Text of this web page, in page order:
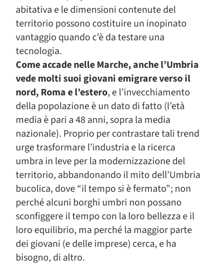
abitativa e le dimensioni contenute del
territorio possono costituire un inopinato
vantaggio quando c’è da testare una
tecnologia.
Come accade nelle Marche, anche l’Umbria
vede molti suoi giovani emigrare verso il
nord, Roma e l’estero, e l’invecchiamento
della popolazione è un dato di fatto (l’età
media è pari a 48 anni, sopra la media
nazionale). Proprio per contrastare tali trend
urge trasformare l’industria e la ricerca
umbra in leve per la modernizzazione del
territorio, abbandonando il mito dell’Umbria
bucolica, dove “il tempo si è fermato”; non
perché alcuni borghi umbri non possano
sconfiggere il tempo con la loro bellezza e il
loro equilibrio, ma perché la maggior parte
dei giovani (e delle imprese) cerca, e ha
bisogno, di altro.